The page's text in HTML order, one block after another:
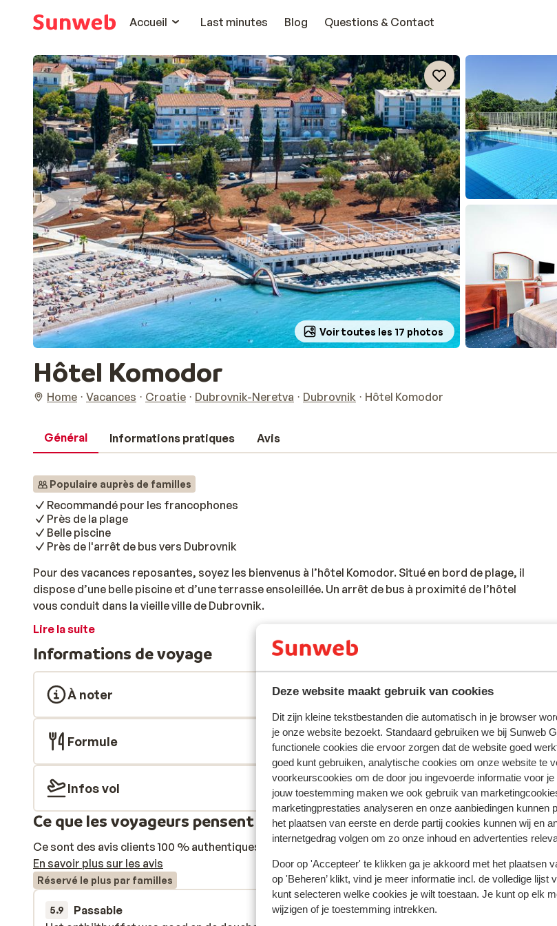
Deze website maakt gebruik van cookies
Dit zijn kleine tekstbestanden die automatisch in je browser
je onze website bezoekt. Standaard gebruiken we bij Sunweb
functionele cookies die ervoor zorgen dat de website goed
goed kunt gebruiken, analytische cookies om onze website te
voorkeurscookies om de door jou ingevoerde informatie voor je
jouw toestemming maken we ook gebruik van
marketingprestaties analyseren en onze aanbiedingen kunnen
het plaatsen van eerste en derde partij cookies kunnen wij en
internetgedrag volgen om zo onze inhoud en advertenties
Door op 'Accepteer' te klikken ga je akkoord met het plaatsen
op 'Beheren’ klikt, vind je meer informatie incl. de volledige lijst
kunt selecteren welke cookies je wilt toestaan. Je kunt op elk
wijzigen of je toestemming intrekken.
Accueil
Last minutes Blog Questions & Contact
Voir toutes les 17 photos
Hôtel Komodor
Home Vacances Croatie Dubrovnik-Neretva Dubrovnik Hôtel Komodor
Général Informations pratiques Avis
Populaire auprès de familles
Recommandé pour les francophones
Près de la plage
Belle piscine
Près de l'arrêt de bus vers Dubrovnik
Pour des vacances reposantes, soyez les bienvenus à l’hôtel Komodor. Situé en bord de plage, il
dispose d’une belle piscine et d’une terrasse ensoleillée. Un arrêt de bus à proximité de l’hôtel
vous conduit dans la vieille ville de Dubrovnik.
Lire la suite
Informations de voyage
À noter
Formule
Infos vol
Ce que les voyageurs pensent
Ce sont des avis clients 100 % authentiques qui reflètent fidèlement leur expérience avec notre
En savoir plus sur les avis
Réservé le plus par familles
5.9 Passable
28 août 2025
8.0 Excellent